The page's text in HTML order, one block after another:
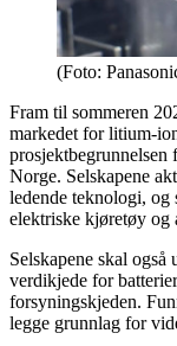
(Foto:
Fram til sommeren
markedet for litium-
prosjektbegrunnelsen
Norge. Selskapene
ledende teknologi, og
elektriske kjøretøy og
Selskapene skal
verdikjede for
forsyningskjeden.
legge grunnlag for